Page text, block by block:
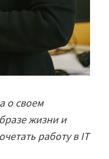
о своем
жизни и
работу в IT